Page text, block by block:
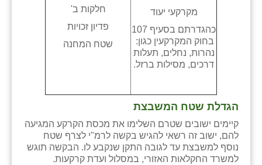
מקרקעי יעוד
כהגדרתם בסעיף 107
בחוק המקרקעין כגון:
נהרות, נחלים, תעלות
דרכים, מסילות ברזל.
חלקות ב'
פדיון זכויות
שטח המחנה
הגדלת שטח המשבצת
קיימים ישובים שטרם השלימו את מכסת הקרקע המגיעה
להם, ישוב זה רשאי להגיש בקשה לרמ"י לצרף שטח
נוסף למשבצת עד לגובה התקן שנקבע לו. הבקשה תוגש
למשרד החקלאות האזורי, במסלול ועדת קרקעות.
נאות הכיכר
נווה אטי״ב
נהריה (אג״ש)